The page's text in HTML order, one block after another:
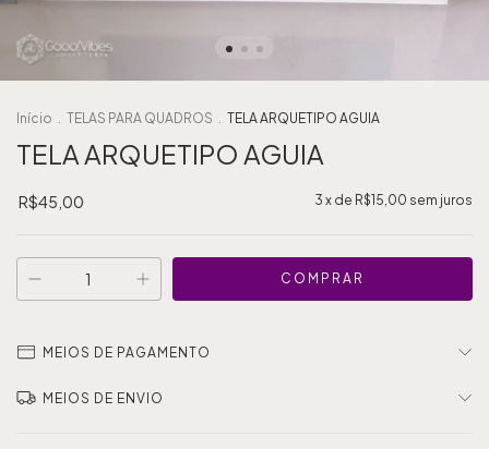
Início TELAS PARA QUADROS TELA ARQUETIPO AGUIA
TELA ARQUETIPO AGUIA
R$45,00 3 x de R$15,00 sem juros
MEIOS DE PAGAMENTO
MEIOS DE ENVIO